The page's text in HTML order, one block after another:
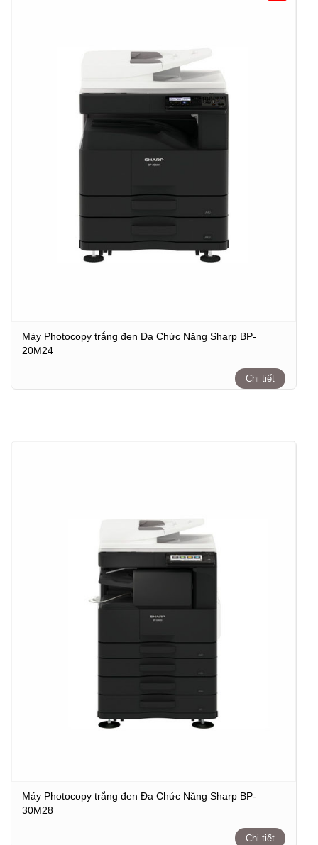
Máy Photocopy trắng đen Đa Chức Năng Sharp BP-
20M24
Chi tiết
Máy Photocopy trắng đen Đa Chức Năng Sharp BP-
30M28
Chi tiết